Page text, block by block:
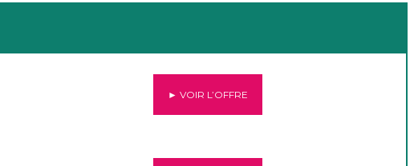
► VOIR L’OFFRE